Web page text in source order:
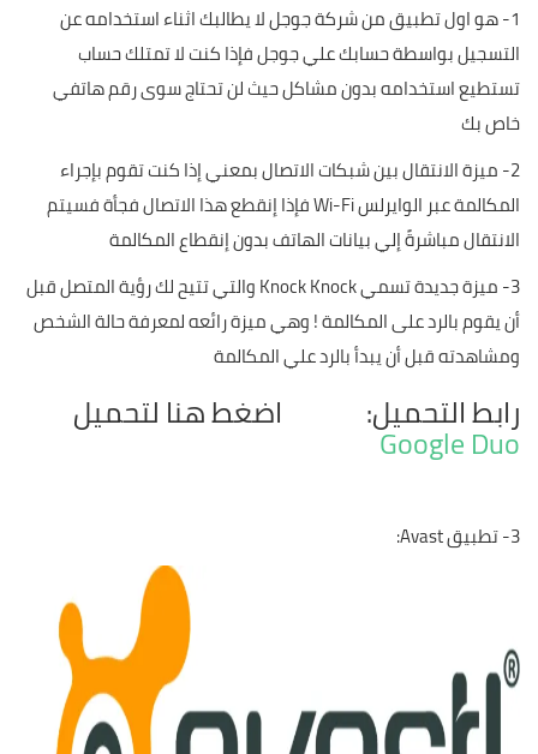
1- هو اول تطبيق من شركة جوجل لا يطالبك اثناء استخدامه عن
التسجيل بواسطة حسابك علي جوجل فإذا كنت لا تمتلك حساب
تستطيع استخدامه بدون مشاكل حيث لن تحتاج سوى رقم هاتفي
خاص بك
2- ميزة الانتقال بين شبكات الاتصال بمعني إذا كنت تقوم بإجراء
المكالمة عبر الوايرلس Wi-Fi فإذا إنقطع هذا الاتصال فجأة فسيتم
الانتقال مباشرةً إلي بيانات الهاتف بدون إنقطاع المكالمة
3- ميزة جديدة تسمي Knock Knock والتي تتيح لك رؤية المتصل قبل
أن يقوم بالرد على المكالمة ! وهي ميزة رائعه لمعرفة حالة الشخص
ومشاهدته قبل أن يبدأ بالرد علي المكالمة
رابط التحميل: اضغط هنا لتحميل
Google Duo
3- تطبيق Avast: